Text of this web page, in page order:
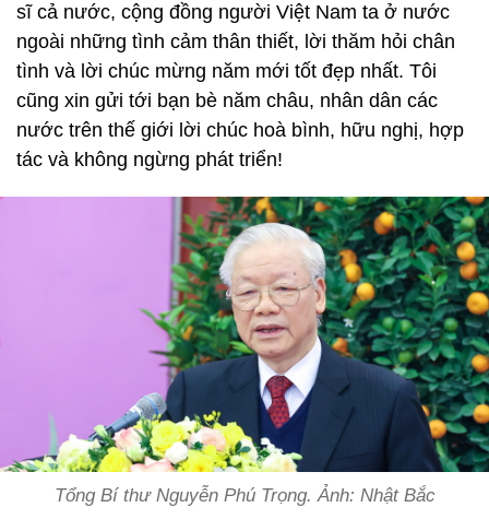
sĩ cả nước, cộng đồng người Việt Nam ta ở nước
ngoài những tình cảm thân thiết, lời thăm hỏi chân
tình và lời chúc mừng năm mới tốt đẹp nhất. Tôi
cũng xin gửi tới bạn bè năm châu, nhân dân các
nước trên thế giới lời chúc hoà bình, hữu nghị, hợp
tác và không ngừng phát triển!
Tổng Bí thư Nguyễn Phú Trọng. Ảnh: Nhật Bắc